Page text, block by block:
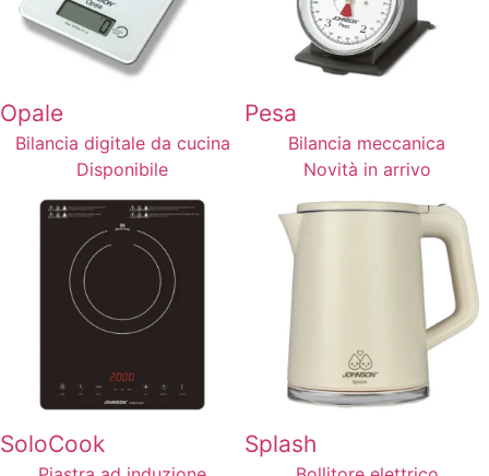
Opale
Bilancia digitale da cucina
Disponibile
Pesa
Bilancia meccanica
Novità in arrivo
SoloCook Splash